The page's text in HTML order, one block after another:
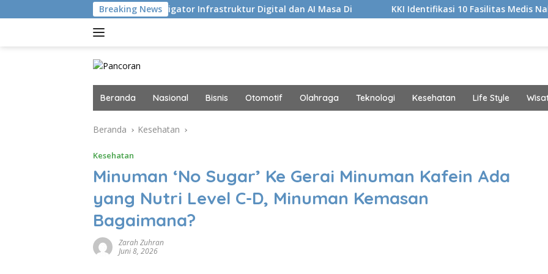
ke
Breaking News
Navigator Infrastruktur Digital dan AI Masa Di KKI Identifikasi 10 Fasilitas Medis Nakes yang
Beranda Nasional Bisnis Otomotif Olahraga Teknologi Kesehatan Life Style
Beranda Kesehatan
Kesehatan
Minuman ‘No Sugar’ Ke Gerai Minuman Kafein Ada
yang Nutri Level C-D, Minuman Kemasan
Bagaimana?
Zarah Zuhran
Juni 8, 2026